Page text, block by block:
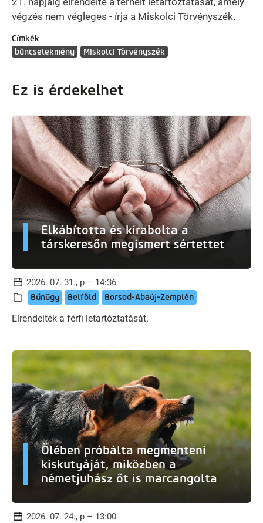
végzés nem végleges - írja a Miskolci Törvényszék.
Címkék
bűncselekmény
Miskolci Törvényszék
Ez is érdekelhet
Elkábította és kirabolta a
társkeresőn megismert sértettet
2026. 07. 31., p – 14:36
Bűnügy Belföld Borsod-Abaúj-Zemplén
Elrendelték a férfi letartóztatását.
Ölében próbálta megmenteni
kiskutyáját, miközben a
németjuhász őt is marcangolta
2026. 07. 24., p – 13:00